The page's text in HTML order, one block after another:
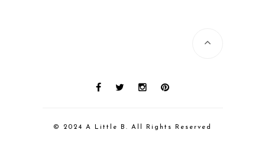
© 2024 A Little B. All Rights Reserved